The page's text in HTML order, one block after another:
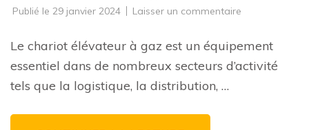
Publié le 29 janvier 2024 Laisser un commentaire
Prix
chariot
Le chariot élévateur à gaz est un équipement
essentiel dans de nombreux secteurs d’activité
tels que la logistique, la distribution, …